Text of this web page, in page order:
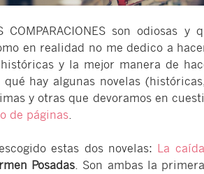
COMPARACIONES son odiosas
en realidad no me dedico a
y la mejor manera de
hay algunas novelas
y otras que devoramos en
de páginas.
estas dos novelas: La
Posadas. Son ambas la